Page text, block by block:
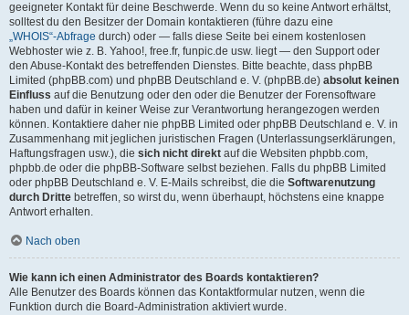
geeigneter Kontakt für deine Beschwerde. Wenn du so keine Antwort erhältst,
solltest du den Besitzer der Domain kontaktieren (führe dazu eine
„WHOIS“-Abfrage durch) oder — falls diese Seite bei einem kostenlosen
Webhoster wie z. B. Yahoo!, free.fr, funpic.de usw. liegt — den Support oder
den Abuse-Kontakt des betreffenden Dienstes. Bitte beachte, dass phpBB
Limited (phpBB.com) und phpBB Deutschland e. V. (phpBB.de) absolut keinen
Einfluss auf die Benutzung oder den oder die Benutzer der Forensoftware
haben und dafür in keiner Weise zur Verantwortung herangezogen werden
können. Kontaktiere daher nie phpBB Limited oder phpBB Deutschland e. V. in
Zusammenhang mit jeglichen juristischen Fragen (Unterlassungserklärungen,
Haftungsfragen usw.), die sich nicht direkt auf die Websiten phpbb.com,
phpbb.de oder die phpBB-Software selbst beziehen. Falls du phpBB Limited
oder phpBB Deutschland e. V. E-Mails schreibst, die die Softwarenutzung
durch Dritte betreffen, so wirst du, wenn überhaupt, höchstens eine knappe
Antwort erhalten.
Nach oben
Wie kann ich einen Administrator des Boards kontaktieren?
Alle Benutzer des Boards können das Kontaktformular nutzen, wenn die
Funktion durch die Board-Administration aktiviert wurde.